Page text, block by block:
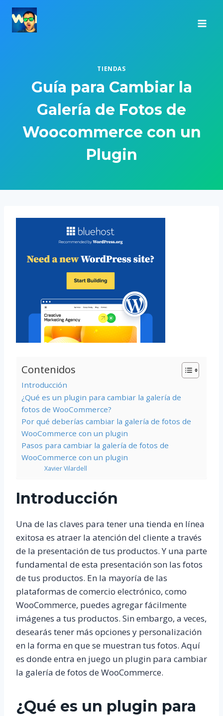
Saltar
contenido
TIENDAS
Guía para Cambiar la
Galería de Fotos de
Woocommerce con un
Plugin
Contenidos
Introducción
¿Qué es un plugin para cambiar la galería de
fotos de WooCommerce?
Por qué deberías cambiar la galería de fotos de
WooCommerce con un plugin
Pasos para cambiar la galería de fotos de
WooCommerce con un plugin
Xavier Vilardell
Introducción
Una de las claves para tener una tienda en línea
exitosa es atraer la atención del cliente a través
de la presentación de tus productos. Y una parte
fundamental de esta presentación son las fotos
de tus productos. En la mayoría de las
plataformas de comercio electrónico, como
WooCommerce, puedes agregar fácilmente
imágenes a tus productos. Sin embargo, a veces,
desearás tener más opciones y personalización
en la forma en que se muestran tus fotos. Aquí
es donde entra en juego un plugin para cambiar
la galería de fotos de WooCommerce.
¿Qué es un plugin para